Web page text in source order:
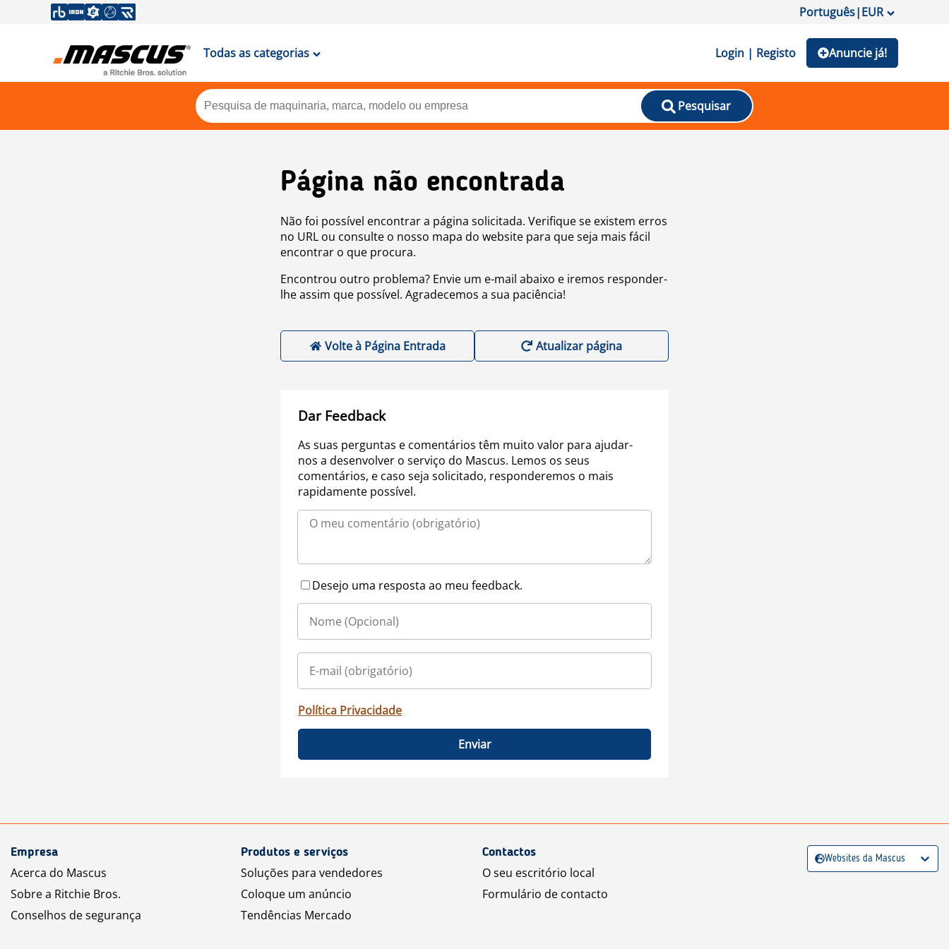
Português|EUR
Todas as categorias Login | Registo Anuncie já!
Pesquisar
Página não encontrada
Não foi possível encontrar a página solicitada. Verifique se existem erros
no URL ou consulte o nosso mapa do website para que seja mais fácil
encontrar o que procura.
Encontrou outro problema? Envie um e-mail abaixo e iremos responder-
lhe assim que possível. Agradecemos a sua paciência!
Volte à Página Entrada Atualizar página
Dar Feedback
As suas perguntas e comentários têm muito valor para ajudar-
nos a desenvolver o serviço do Mascus. Lemos os seus
comentários, e caso seja solicitado, responderemos o mais
rapidamente possível.
Desejo uma resposta ao meu feedback.
Política Privacidade
Enviar
Empresa
Acerca do Mascus
Sobre a Ritchie Bros.
Conselhos de segurança
Produtos e serviços
Soluções para vendedores
Coloque um anúncio
Tendências Mercado
Contactos
O seu escritório local
Formulário de contacto
Websites da Mascus